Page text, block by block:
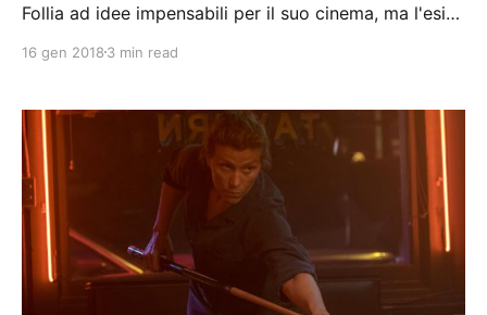
Follia ad idee impensabili per il suo cinema, ma l'esito
16 gen 2018 3 min read